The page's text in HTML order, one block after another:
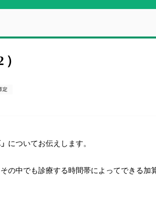
定
についてお伝えします。
の中でも診療する時間帯によってできる加